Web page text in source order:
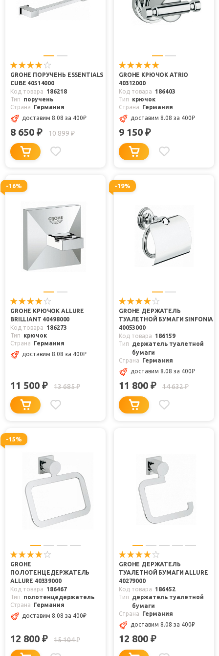
GROHE ПОРУЧЕНЬ ESSENTIALS
CUBE 40514000
Код товара
186218
Тип
поручень
Страна
Германия
доставим 8.08 за 400₽
8 650 ₽ 10 899₽
GROHE КРЮЧОК ATRIO
40312000
Код товара
186403
Тип
крючок
Страна
Германия
доставим 8.08 за 400₽
9 150 ₽
-16%
GROHE КРЮЧОК ALLURE
BRILLIANT 40498000
Код товара
186273
Тип
крючок
Страна
Германия
доставим 8.08 за 400₽
11 500 ₽ 13 685₽
-19%
GROHE ДЕРЖАТЕЛЬ
ТУАЛЕТНОЙ БУМАГИ SINFONIA
40053000
Код товара
186159
Тип
держатель туалетной
бумаги
Страна
Германия
доставим 8.08 за 400₽
11 800 ₽ 14 632₽
-15%
GROHE
ПОЛОТЕНЦЕДЕРЖАТЕЛЬ
ALLURE 40339000
Код товара
186467
Тип
полотенцедержатель
Страна
Германия
доставим 8.08 за 400₽
12 800 ₽ 15 104₽
GROHE ДЕРЖАТЕЛЬ
ТУАЛЕТНОЙ БУМАГИ ALLURE
40279000
Код товара
186452
Тип
держатель туалетной
бумаги
Страна
Германия
доставим 8.08 за 400₽
12 800 ₽